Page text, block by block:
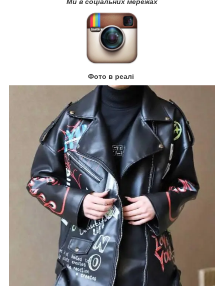
Ми в соціальних мережах
Фото в реалі